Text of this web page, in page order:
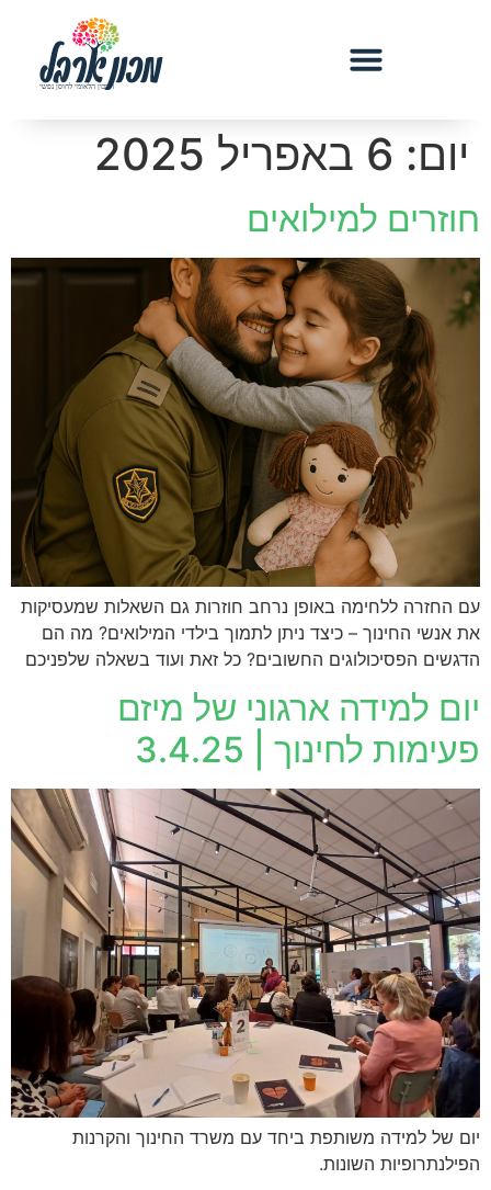
יום: 6 באפריל 2025
חוזרים למילואים
עם החזרה ללחימה באופן נרחב חוזרות גם השאלות שמעסיקות
את אנשי החינוך – כיצד ניתן לתמוך בילדי המילואים? מה הם
הדגשים הפסיכולוגים החשובים? כל זאת ועוד בשאלה שלפניכם
יום למידה ארגוני של מיזם
פעימות לחינוך | 3.4.25
יום של למידה משותפת ביחד עם משרד החינוך והקרנות
הפילנתרופיות השונות.